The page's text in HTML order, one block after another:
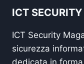
ICT
ICT Security
sicurezza